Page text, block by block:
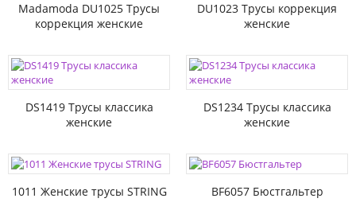
Madamoda DU1025 Трусы
коррекция женские
DU1023 Трусы коррекция
женские
DS1419 Трусы классика
женские
DS1234 Трусы классика
женские
1011 Женские трусы STRING BF6057 Бюстгальтер